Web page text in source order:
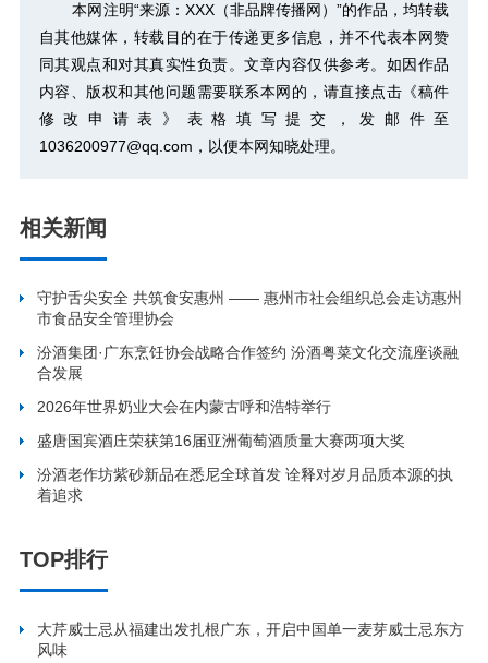
本网注明“来源：XXX（非品牌传播网）”的作品，均转载
自其他媒体，转载目的在于传递更多信息，并不代表本网赞
同其观点和对其真实性负责。文章内容仅供参考。如因作品
内容、版权和其他问题需要联系本网的，请直接点击 《稿件
修改申请表》 表格填写提交，发邮件至
1036200977@qq.com，以便本网知晓处理。
相关新闻
守护舌尖安全 共筑食安惠州 —— 惠州市社会组织总会走访惠州
市食品安全管理协会
汾酒集团·广东烹饪协会战略合作签约 汾酒粤菜文化交流座谈融
合发展
2026年世界奶业大会在内蒙古呼和浩特举行
盛唐国宾酒庄荣获第16届亚洲葡萄酒质量大赛两项大奖
汾酒老作坊紫砂新品在悉尼全球首发 诠释对岁月品质本源的执
着追求
TOP排行
大芹威士忌从福建出发扎根广东，开启中国单一麦芽威士忌东方
风味